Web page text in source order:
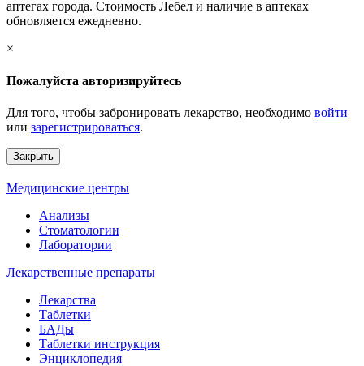
аптегах города. Стоимость Лебел и наличие в аптеках
обновляется ежедневно.
×
Пожалуйста авторизируйтесь
Для того, чтобы забронировать лекарство, необходимо войти
или зарегистрироваться.
Закрыть
Медицинские центры
Анализы
Стоматологии
Лаборатории
Лекарственные препараты
Лекарства
Таблетки
БАДы
Таблетки инструкция
Энциклопедия